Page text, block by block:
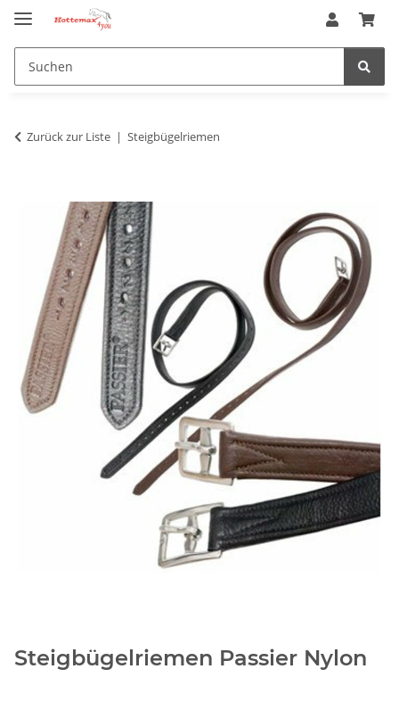
Zurück zur Liste Steigbügelriemen
Steigbügelriemen Passier Nylon